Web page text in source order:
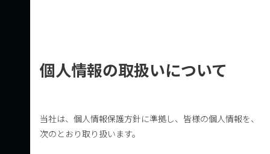
個人情報の取扱いについて
当社は、個人情報保護方針に準拠し、皆様の個人情報を、
次のとおり取り扱います。